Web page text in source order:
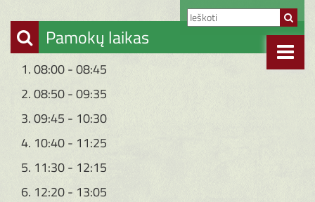
Pamokų laikas
1. 08:00 - 08:45
2. 08:50 - 09:35
3. 09:45 - 10:30
4. 10:40 - 11:25
5. 11:30 - 12:15
6. 12:20 - 13:05